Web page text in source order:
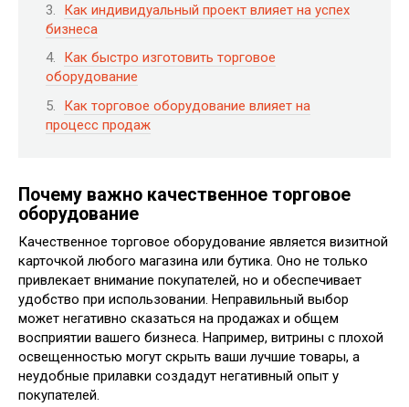
Как индивидуальный проект влияет на успех
бизнеса
Как быстро изготовить торговое
оборудование
Как торговое оборудование влияет на
процесс продаж
Почему важно качественное торговое
оборудование
Качественное торговое оборудование является визитной
карточкой любого магазина или бутика. Оно не только
привлекает внимание покупателей, но и обеспечивает
удобство при использовании. Неправильный выбор
может негативно сказаться на продажах и общем
восприятии вашего бизнеса. Например, витрины с плохой
освещенностью могут скрыть ваши лучшие товары, а
неудобные прилавки создадут негативный опыт у
покупателей.